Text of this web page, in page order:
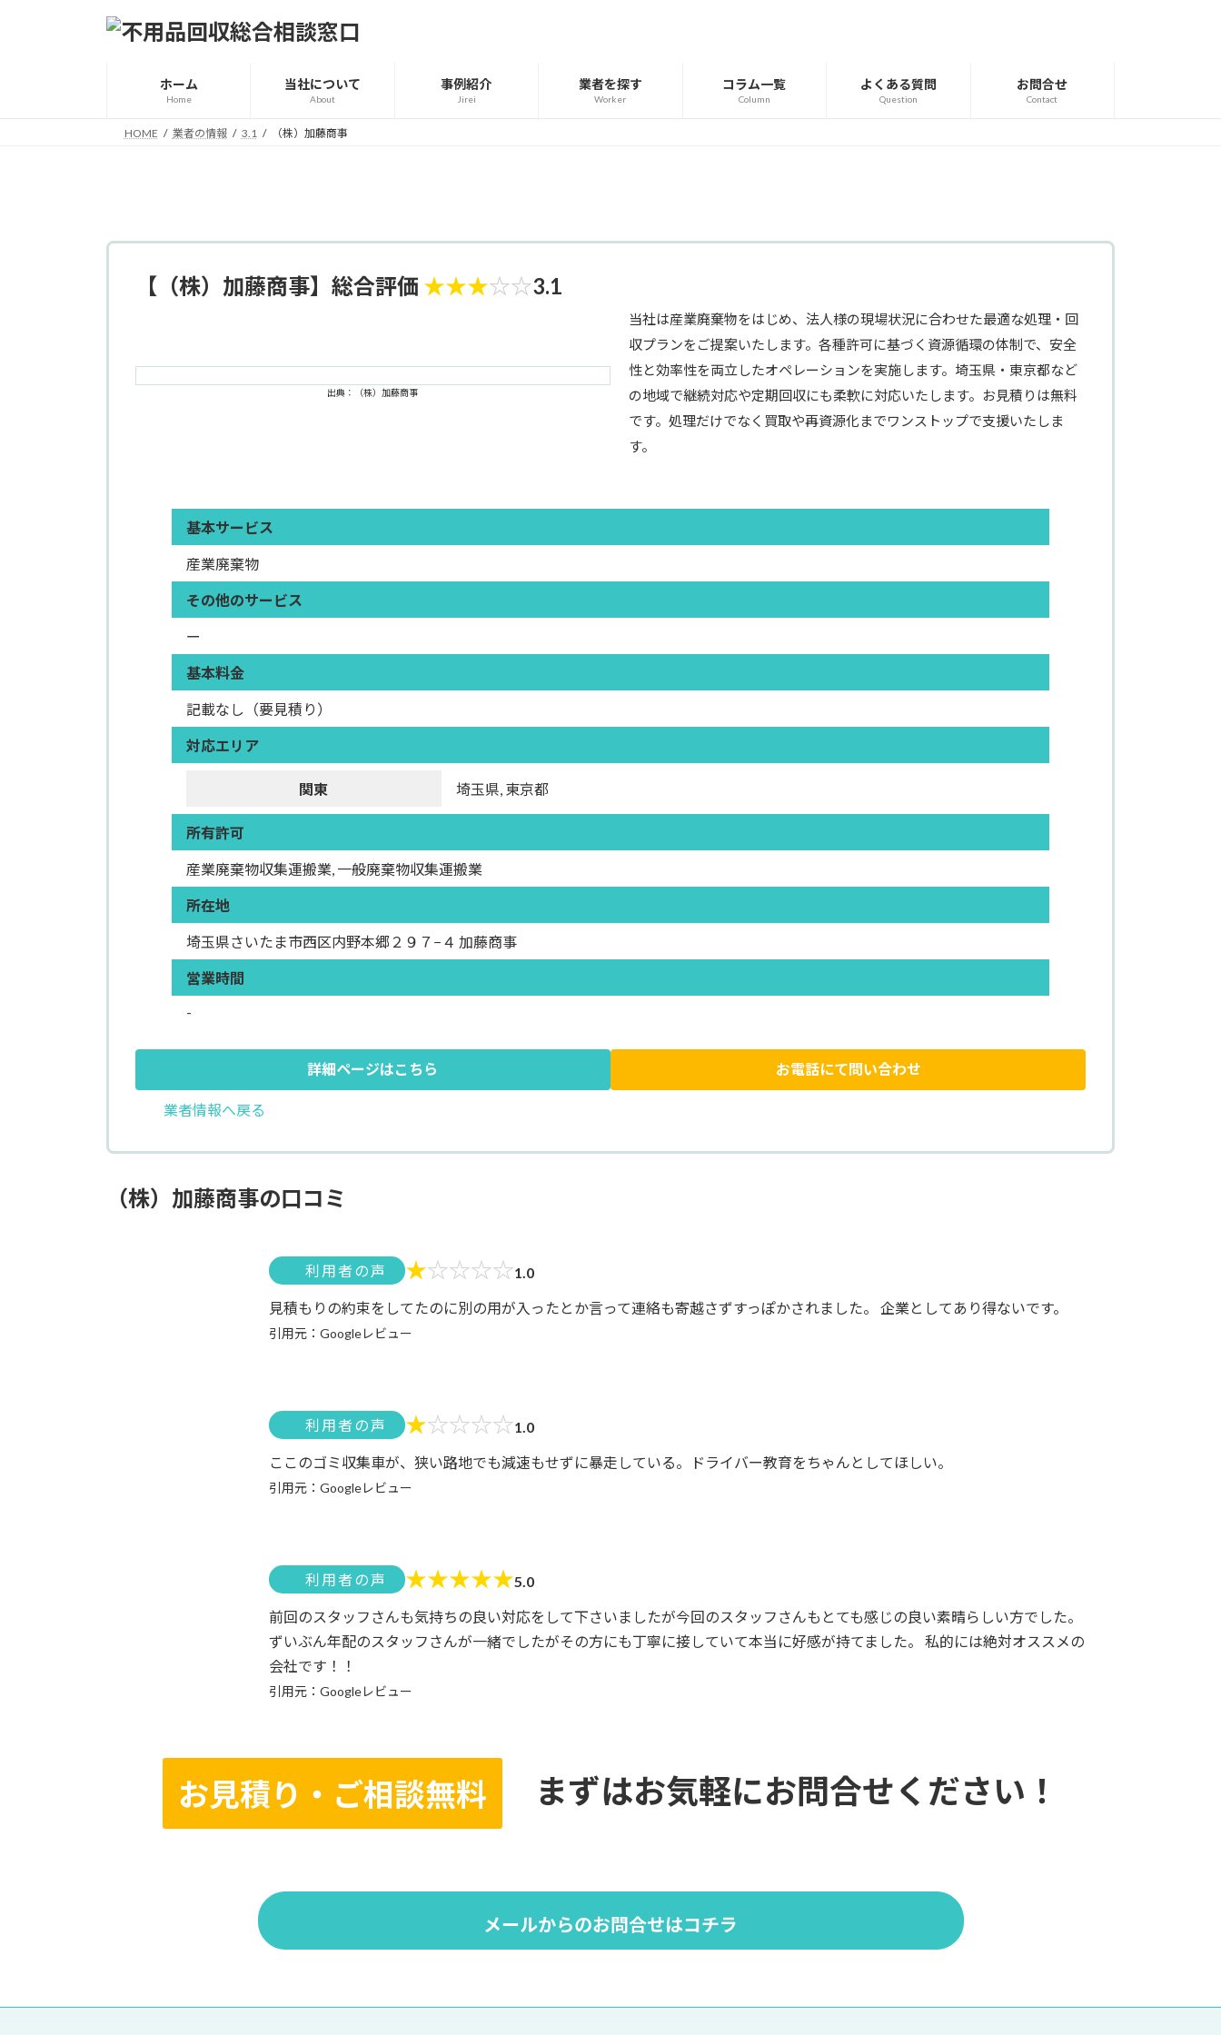
ホーム
Home
当社について
About
事例紹介
Jirei
業者を探す
Worker
コラム一覧
Column
よくある質問
Question
お問合せ
Contact
HOME 業者の情報 3.1 （株）加藤商事
【（株）加藤商事】総合評価 ★★★☆☆3.1
当社は産業廃棄物をはじめ、法人様の現場状況に合わせた最適な処理・回
収プランをご提案いたします。各種許可に基づく資源循環の体制で、安全
性と効率性を両立したオペレーションを実施します。埼玉県・東京都など
の地域で継続対応や定期回収にも柔軟に対応いたします。お見積りは無料
です。処理だけでなく買取や再資源化までワンストップで支援いたしま
す。
出典：（株）加藤商事
基本サービス
産業廃棄物
その他のサービス
ー
基本料金
記載なし（要見積り）
対応エリア
関東 埼玉県, 東京都
所有許可
産業廃棄物収集運搬業, 一般廃棄物収集運搬業
所在地
埼玉県さいたま市西区内野本郷２９７−４ 加藤商事
営業時間
-
詳細ページはこちら お電話にて問い合わせ
業者情報へ戻る
（株）加藤商事の口コミ
利用者の声 ★☆☆☆☆1.0
見積もりの約束をしてたのに別の用が入ったとか言って連絡も寄越さずすっぽかされました。 企業としてあり得ないです。
引用元：Googleレビュー
利用者の声 ★☆☆☆☆1.0
ここのゴミ収集車が、狭い路地でも減速もせずに暴走している。ドライバー教育をちゃんとしてほしい。
引用元：Googleレビュー
利用者の声 ★★★★★5.0
前回のスタッフさんも気持ちの良い対応をして下さいましたが今回のスタッフさんもとても感じの良い素晴らしい方でした。
ずいぶん年配のスタッフさんが一緒でしたがその方にも丁寧に接していて本当に好感が持てました。 私的には絶対オススメの
会社です！！
引用元：Googleレビュー
お見積り・ご相談無料 まずはお気軽にお問合せください！
メールからのお問合せはコチラ